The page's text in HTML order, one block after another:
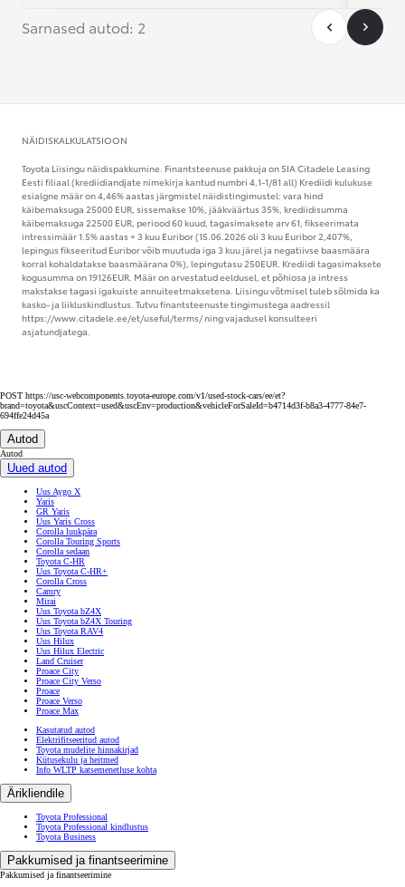
Sarnased autod: 2
NÄIDISKALKULATSIOON
Toyota Liisingu näidispakkumine. Finantsteenuse pakkuja on SIA Citadele Leasing
Eesti filiaal (krediidiandjate nimekirja kantud numbri 4,1-1/81 all) Krediidi kulukuse
esialgne määr on 4,46% aastas järgmistel näidistingimustel: vara hind
käibemaksuga 25000 EUR, sissemakse 10%, jääkväärtus 35%, krediidisumma
käibemaksuga 22500 EUR, periood 60 kuud, tagasimaksete arv 61, fikseerimata
intressimäär 1.5% aastas + 3 kuu Euribor (15.06.2026 oli 3 kuu Euribor 2,407%,
lepingus fikseeritud Euribor võib muutuda iga 3 kuu järel ja negatiivse baasmäära
korral kohaldatakse baasmäärana 0%), lepingutasu 250EUR. Krediidi tagasimaksete
kogusumma on 19126EUR. Määr on arvestatud eeldusel, et põhiosa ja intress
makstakse tagasi igakuiste annuiteetmaksetena. Liisingu võtmisel tuleb sõlmida ka
kasko- ja liikluskindlustus. Tutvu finantsteenuste tingimustega aadressil
https://www.citadele.ee/et/useful/terms/ ning vajadusel konsulteeri
asjatundjatega.
POST https://usc-webcomponents.toyota-europe.com/v1/used-stock-cars/ee/et?
brand=toyota&uscContext=used&uscEnv=production&vehicleForSaleId=b4714d3f-b8a3-4777-84e7-
694ffe24d45a
Autod
Autod
Uued autod
Uus Aygo X
Yaris
GR Yaris
Uus Yaris Cross
Corolla luukpära
Corolla Touring Sports
Corolla sedaan
Toyota C-HR
Uus Toyota C-HR+
Corolla Cross
Camry
Mirai
Uus Toyota bZ4X
Uus Toyota bZ4X Touring
Uus Toyota RAV4
Uus Hilux
Uus Hilux Electric
Land Cruiser
Proace City
Proace City Verso
Proace
Proace Verso
Proace Max
Kasutatud autod
Elektrifitseeritud autod
Toyota mudelite hinnakirjad
Kütusekulu ja heitmed
Info WLTP katsemenetluse kohta
Ärikliendile
Toyota Professional
Toyota Professional kindlustus
Toyota Business
Pakkumised ja finantseerimine
Pakkumised ja finantseerimine